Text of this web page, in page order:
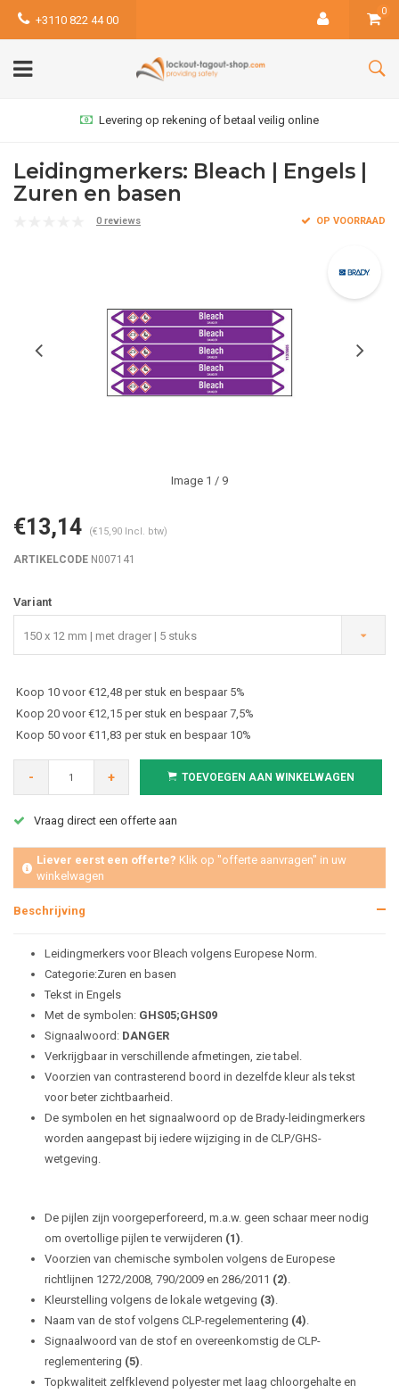
+3110 822 44 00
0
Levering op rekening of betaal veilig online
Leidingmerkers: Bleach | Engels |
Zuren en basen
0 reviews OP VOORRAAD
Image 1 / 9
€13,14 (€15,90 Incl. btw)
ARTIKELCODE N007141
Variant
150 x 12 mm | met drager | 5 stuks
Koop 10 voor €12,48 per stuk en bespaar 5%
Koop 20 voor €12,15 per stuk en bespaar 7,5%
Koop 50 voor €11,83 per stuk en bespaar 10%
- + TOEVOEGEN AAN WINKELWAGEN
Vraag direct een offerte aan
Liever eerst een offerte? Klik op "offerte aanvragen" in uw
winkelwagen
Beschrijving
Leidingmerkers voor Bleach volgens Europese Norm.
Categorie:Zuren en basen
Tekst in Engels
Met de symbolen: GHS05;GHS09
Signaalwoord: DANGER
Verkrijgbaar in verschillende afmetingen, zie tabel.
Voorzien van contrasterend boord in dezelfde kleur als tekst
voor beter zichtbaarheid.
De symbolen en het signaalwoord op de Brady-leidingmerkers
worden aangepast bij iedere wijziging in de CLP/GHS-
wetgeving.
De pijlen zijn voorgeperforeerd, m.a.w. geen schaar meer nodig
om overtollige pijlen te verwijderen (1).
Voorzien van chemische symbolen volgens de Europese
richtlijnen 1272/2008, 790/2009 en 286/2011 (2).
Kleurstelling volgens de lokale wetgeving (3).
Naam van de stof volgens CLP-regelementering (4).
Signaalwoord van de stof en overeenkomstig de CLP-
reglementering (5).
Topkwaliteit zelfklevend polyester met laag chloorgehalte en